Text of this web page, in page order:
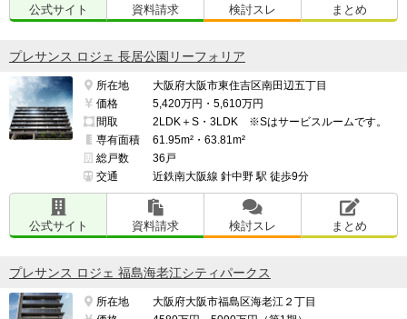
公式サイト 資料請求 検討スレ まとめ
プレサンス ロジェ 長居公園リーフォリア
所在地
大阪府大阪市東住吉区南田辺五丁目
価格
5,420万円・5,610万円
間取
2LDK＋S・3LDK ※Sはサービスルームです。
専有面積
61.95m²・63.81m²
総戸数
36戸
交通
近鉄南大阪線 針中野 駅 徒歩9分
公式サイト 資料請求 検討スレ まとめ
プレサンス ロジェ 福島海老江シティパークス
所在地
大阪府大阪市福島区海老江２丁目